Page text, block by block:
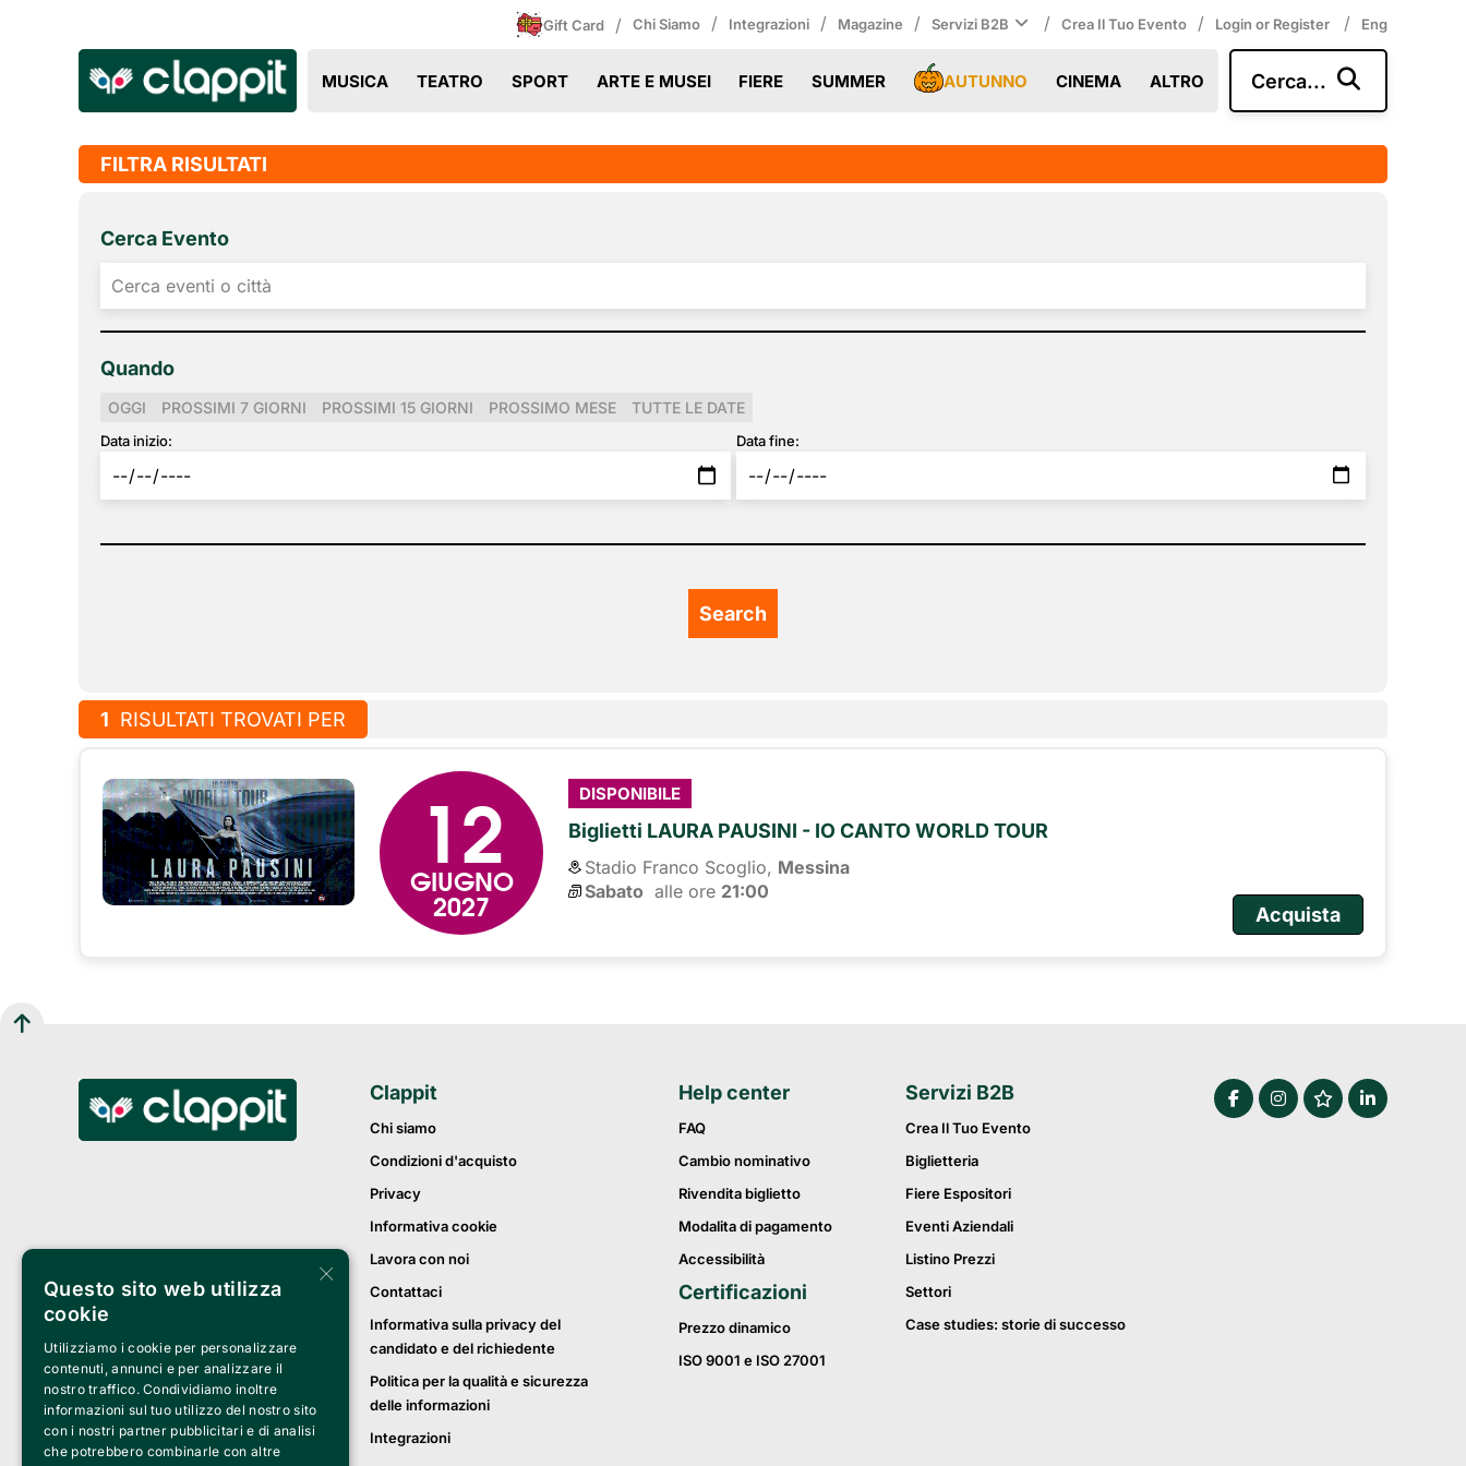
Gift Card / Chi Siamo / Integrazioni / Magazine / Servizi B2B / Crea Il Tuo Evento / Login or Register / Eng
MUSICA TEATRO SPORT ARTE E MUSEI FIERE SUMMER AUTUNNO CINEMA ALTRO Cerca...
FILTRA RISULTATI
Cerca Evento
Quando
OGGI PROSSIMI 7 GIORNI PROSSIMI 15 GIORNI PROSSIMO MESE TUTTE LE DATE
Data inizio: Data fine:
1 RISULTATI TROVATI PER
12
GIUGNO
2027
DISPONIBILE
Biglietti LAURA PAUSINI - IO CANTO WORLD TOUR
Stadio Franco Scoglio, Messina
Sabato alle ore 21:00
Acquista
Clappit
Chi siamo
Condizioni d'acquisto
Privacy
Informativa cookie
Lavora con noi
Contattaci
Informativa sulla privacy del
candidato e del richiedente
Politica per la qualità e sicurezza
delle informazioni
Integrazioni
Help center
FAQ
Cambio nominativo
Rivendita biglietto
Modalita di pagamento
Accessibilità
Certificazioni
Prezzo dinamico
ISO 9001 e ISO 27001
Servizi B2B
Crea Il Tuo Evento
Biglietteria
Fiere Espositori
Eventi Aziendali
Listino Prezzi
Settori
Case studies: storie di successo
×
Questo sito web utilizza
cookie
Utilizziamo i cookie per personalizzare
contenuti, annunci e per analizzare il
nostro traffico. Condividiamo inoltre
informazioni sul tuo utilizzo del nostro sito
con i nostri partner pubblicitari e di analisi
che potrebbero combinarle con altre